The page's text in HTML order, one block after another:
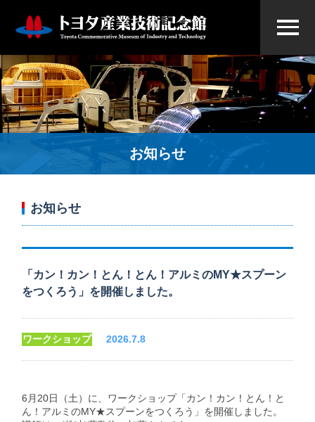
お知らせ
お知らせ
「カン！カン！とん！とん！アルミのMY★スプーン
をつくろう」を開催しました。
ワークショップ 2026.7.8
6月20日（土）に、ワークショップ「カン！カン！とん！と
ん！アルミのMY★スプーンをつくろう」を開催しました。